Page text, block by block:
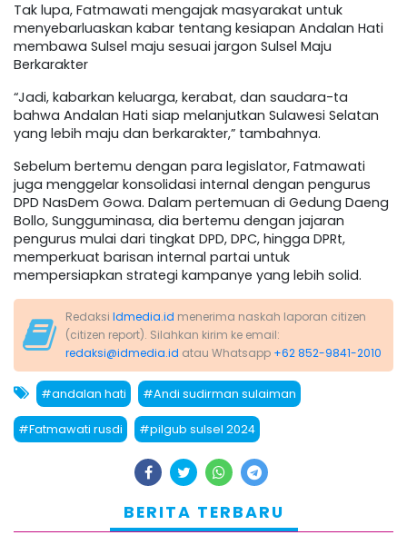
Tak lupa, Fatmawati mengajak masyarakat untuk
menyebarluaskan kabar tentang kesiapan Andalan Hati
membawa Sulsel maju sesuai jargon Sulsel Maju
Berkarakter
“Jadi, kabarkan keluarga, kerabat, dan saudara-ta
bahwa Andalan Hati siap melanjutkan Sulawesi Selatan
yang lebih maju dan berkarakter,” tambahnya.
Sebelum bertemu dengan para legislator, Fatmawati
juga menggelar konsolidasi internal dengan pengurus
DPD NasDem Gowa. Dalam pertemuan di Gedung Daeng
Bollo, Sungguminasa, dia bertemu dengan jajaran
pengurus mulai dari tingkat DPD, DPC, hingga DPRt,
memperkuat barisan internal partai untuk
mempersiapkan strategi kampanye yang lebih solid.
Redaksi Idmedia.id menerima naskah laporan citizen
(citizen report). Silahkan kirim ke email:
redaksi@idmedia.id atau Whatsapp +62 852-9841-2010
#andalan hati #Andi sudirman sulaiman
#Fatmawati rusdi #pilgub sulsel 2024
BERITA TERBARU